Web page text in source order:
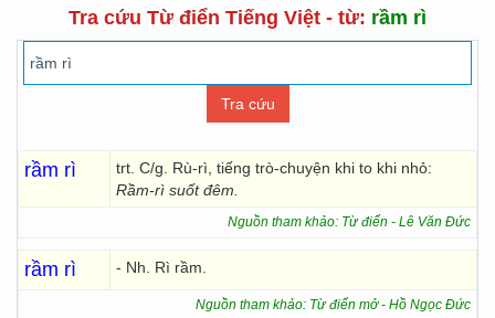
Tra cứu Từ điển Tiếng Việt - từ: rầm rì
rầm rì
trt. C/g. Rù-rì, tiếng trò-chuyện khi to khi nhỏ:
Rầm-rì suốt đêm.
Nguồn tham khảo: Từ điển - Lê Văn Đức
rầm rì - Nh. Rì rầm.
Nguồn tham khảo: Từ điển mở - Hồ Ngọc Đức